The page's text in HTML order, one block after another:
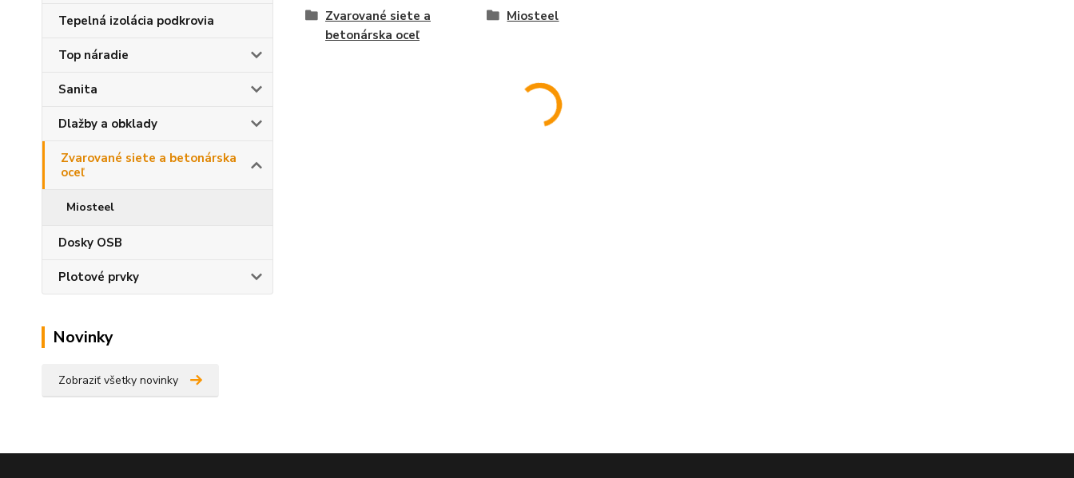
Tepelná izolácia podkrovia
Top náradie
Sanita
Dlažby a obklady
Zvarované siete a betonárska
oceľ
Miosteel
Dosky OSB
Plotové prvky
Novinky
Zobraziť všetky novinky
Zvarované siete a
betonárska oceľ
Miosteel